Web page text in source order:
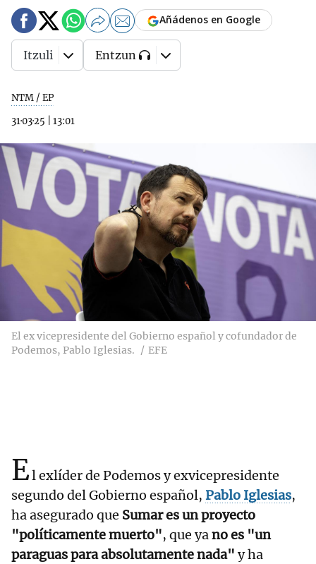
NTM / EP
31·03·25
13:01
Añádenos en Google
Itzuli Entzun
El ex vicepresidente del Gobierno español y cofundador de
Podemos, Pablo Iglesias.
EFE
El exlíder de Podemos y exvicepresidente
segundo del Gobierno español, Pablo Iglesias,
ha asegurado que Sumar es un proyecto
"políticamente muerto", que yano es "un
paraguas para absolutamente nada" y ha